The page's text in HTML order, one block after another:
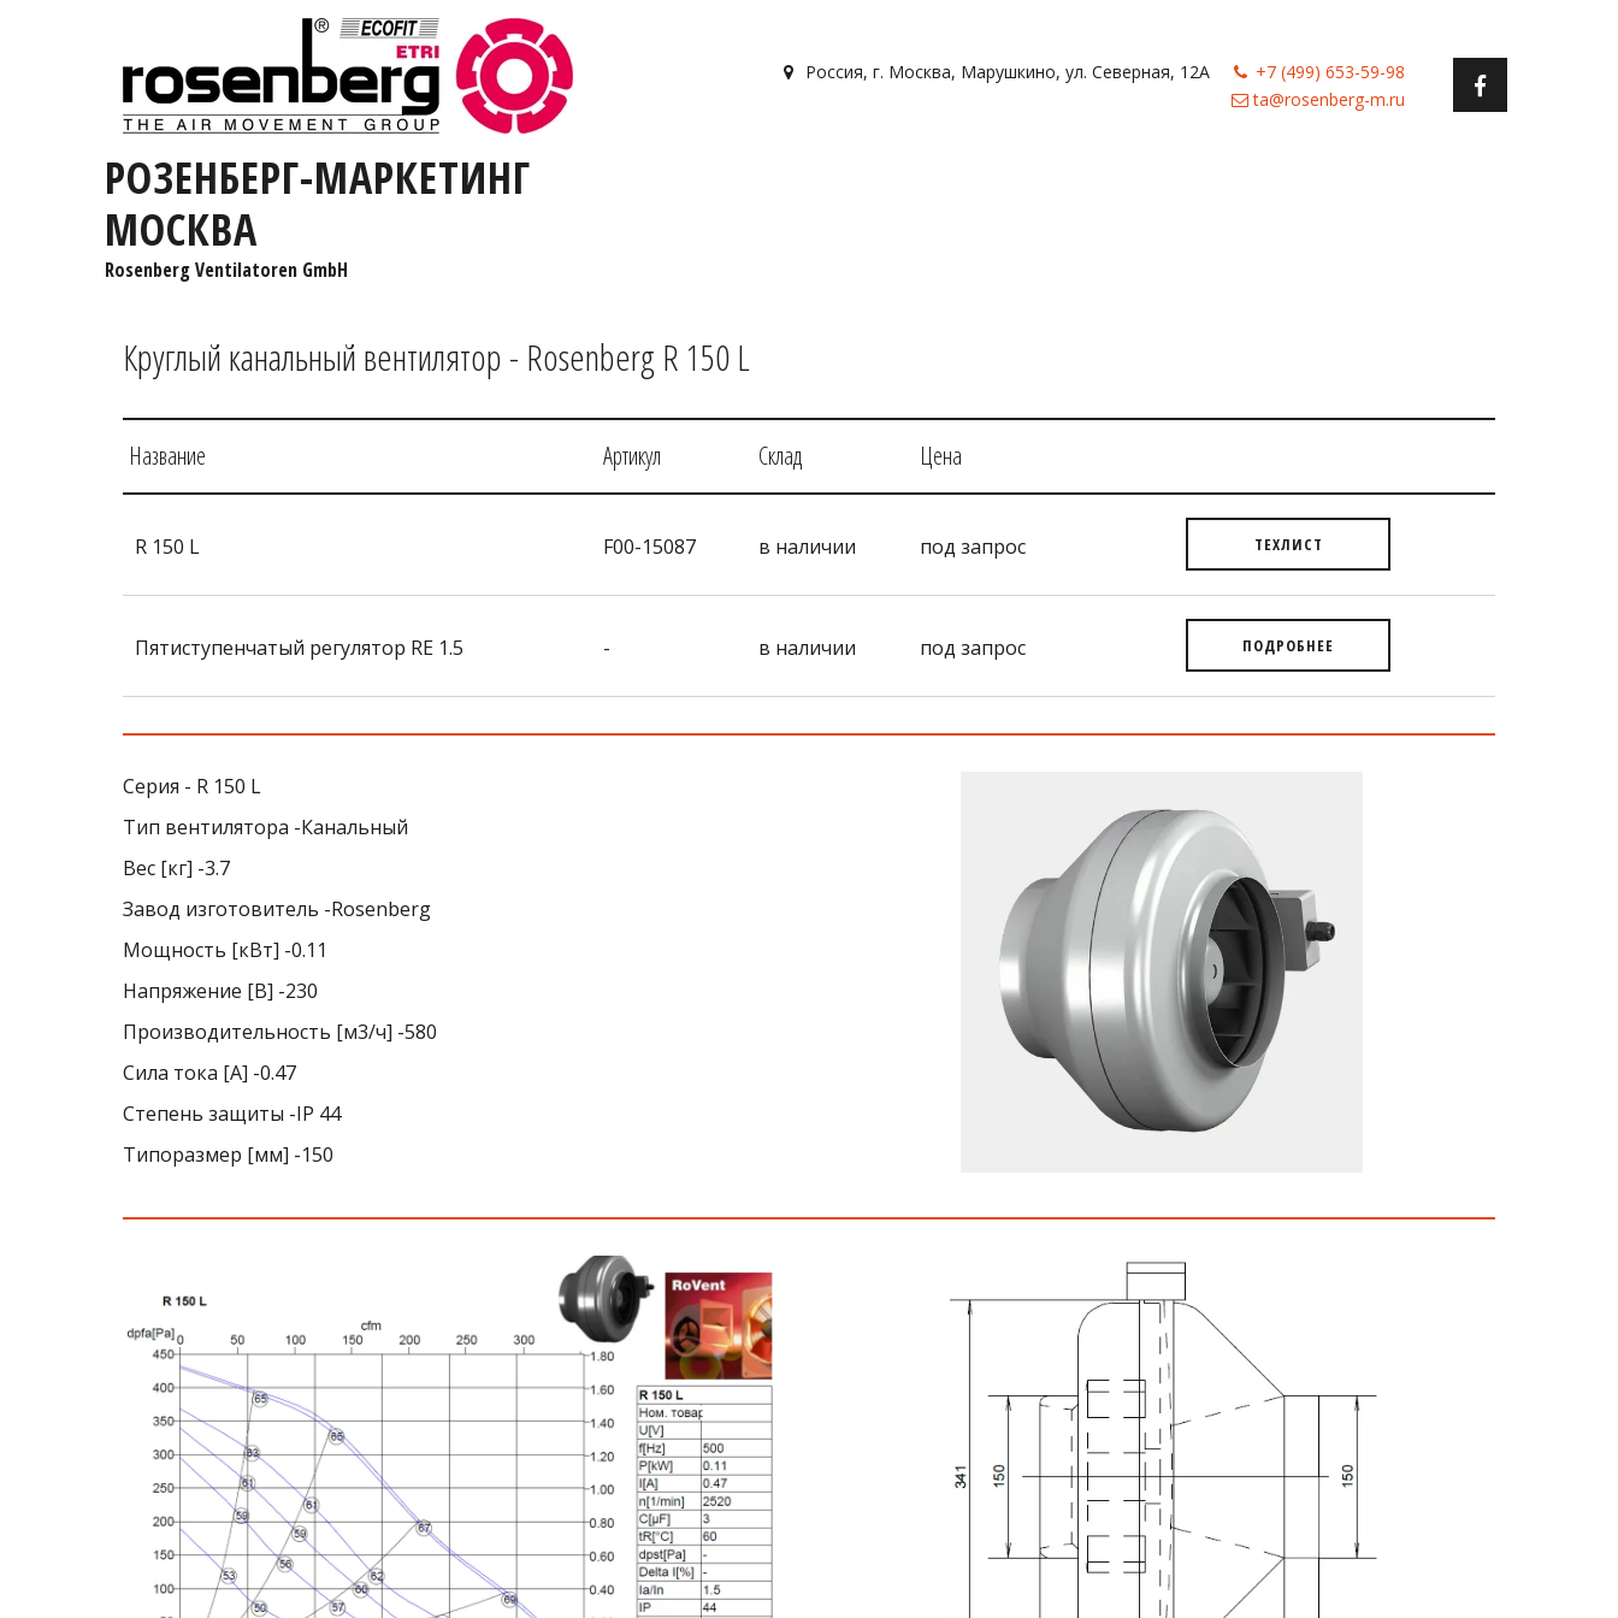
РОЗЕНБЕРГ-МАРКЕТИНГ
МОСКВА
Rosenberg Ventilatoren GmbH
+7 (499) 653-59-98
Россия, г. Москва, Марушкино, ул. Северная, 12А
ta@rosenberg-m.ru
Круглый канальный вентилятор - Rosenberg R 150 L
Название Артикул Склад Цена
R 150 L F00-15087 в наличии под запрос ТЕХЛИСТ
Пятиступенчатый регулятор RE 1.5 - в наличии под запрос ПОДРОБНЕЕ
Серия - R 150 L
Тип вентилятора -Канальный
Вес [кг] -3.7
Завод изготовитель -Rosenberg
Мощность [кВт] -0.11
Напряжение [В] -230
Производительность [м3/ч] -580
Сила тока [A] -0.47
Степень защиты -IP 44
Типоразмер [мм] -150